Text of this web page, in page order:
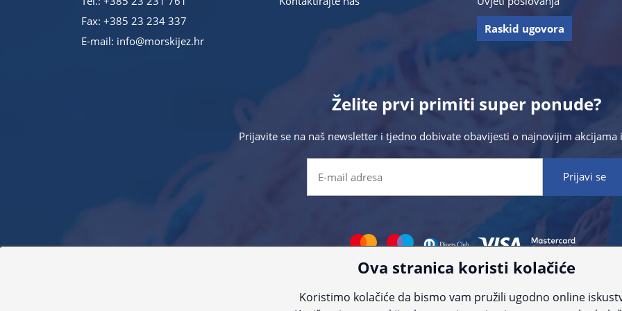
Fax: +385 23 234 337
E-mail: info@morskijez.hr
Raskid ugovora
Želite prvi primiti super ponude?
Prijavite se na naš newsletter i tjedno dobivate obavijesti o najnovijim akcijama
proizvoda. Za najažurnije informacije kontaktirajte nas putem telefona:+385 23 231 761ili e-
Ova stranica koristi kolačiće
Koristimo kolačiće da bismo vam pružili ugodno online